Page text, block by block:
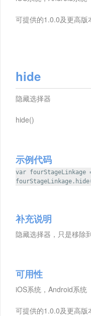
可提供的1.0.0及更高版
hide
隐藏选择器
hide()
示例代码
var
补充说明
隐藏选择器，只是移除
可用性
iOS系统，Android系统
可提供的1.0.0及更高版